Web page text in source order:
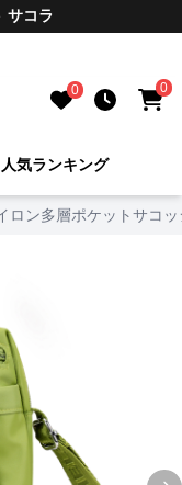
サコラ
0 0
人気ランキング
ロン多層ポケットサコッ